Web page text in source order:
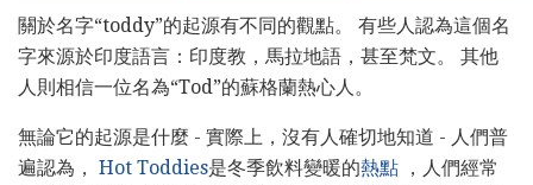
關於名字“toddy”的起源有不同的觀點。 有些人認為這個名
字來源於印度語言：印度教，馬拉地語，甚至梵文。 其他
人則相信一位名為“Tod”的蘇格蘭熱心人。
無論它的起源是什麼 - 實際上，沒有人確切地知道 - 人們普
遍認為， Hot Toddies是冬季飲料變暖的熱點 ，人們經常